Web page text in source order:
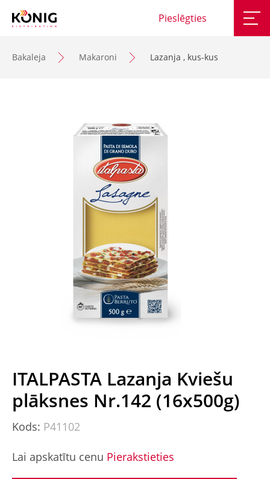
Pieslēgties
Bakaleja Makaroni Lazanja , kus-kus
ITALPASTA Lazanja Kviešu
plāksnes Nr.142 (16x500g)
Kods: P41102
Lai apskatītu cenu Pierakstieties